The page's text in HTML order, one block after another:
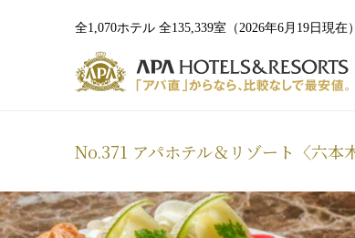
全1,070ホテル 全135,339室（2026年6月19日現在）
No.371 アパホテル＆リゾート〈六本